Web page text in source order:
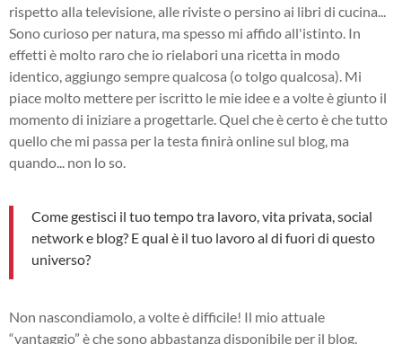
rispetto alla televisione, alle riviste o persino ai libri di cucina...
Sono curioso per natura, ma spesso mi affido all'istinto. In
effetti è molto raro che io rielabori una ricetta in modo
identico, aggiungo sempre qualcosa (o tolgo qualcosa). Mi
piace molto mettere per iscritto le mie idee e a volte è giunto il
momento di iniziare a progettarle. Quel che è certo è che tutto
quello che mi passa per la testa finirà online sul blog, ma
quando... non lo so.
Come gestisci il tuo tempo tra lavoro, vita privata, social
network e blog? E qual è il tuo lavoro al di fuori di questo
universo?
Non nascondiamolo, a volte è difficile! Il mio attuale
“vantaggio” è che sono abbastanza disponibile per il blog.